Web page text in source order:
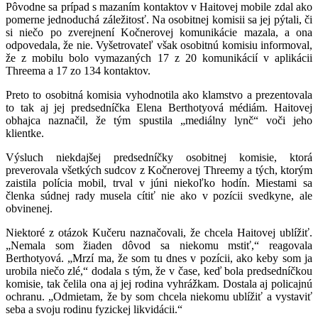
Pôvodne sa prípad s mazaním kontaktov v Haitovej mobile zdal ako
pomerne jednoduchá záležitosť. Na osobitnej komisii sa jej pýtali, či
si niečo po zverejnení Kočnerovej komunikácie mazala, a ona
odpovedala, že nie. Vyšetrovateľ však osobitnú komisiu informoval,
že z mobilu bolo vymazaných 17 z 20 komunikácií v aplikácii
Threema a 17 zo 134 kontaktov.
Preto to osobitná komisia vyhodnotila ako klamstvo a prezentovala
to tak aj jej predsedníčka Elena Berthotyová médiám. Haitovej
obhajca naznačil, že tým spustila „mediálny lynč“ voči jeho
klientke.
Výsluch niekdajšej predsedníčky osobitnej komisie, ktorá
preverovala všetkých sudcov z Kočnerovej Threemy a tých, ktorým
zaistila polícia mobil, trval v júni niekoľko hodín. Miestami sa
členka súdnej rady musela cítiť nie ako v pozícii svedkyne, ale
obvinenej.
Niektoré z otázok Kučeru naznačovali, že chcela Haitovej ublížiť.
„Nemala som žiaden dôvod sa niekomu mstiť,“ reagovala
Berthotyová. „Mrzí ma, že som tu dnes v pozícii, ako keby som ja
urobila niečo zlé,“ dodala s tým, že v čase, keď bola predsedníčkou
komisie, tak čelila ona aj jej rodina vyhrážkam. Dostala aj policajnú
ochranu. „Odmietam, že by som chcela niekomu ublížiť a vystaviť
seba a svoju rodinu fyzickej likvidácii.“